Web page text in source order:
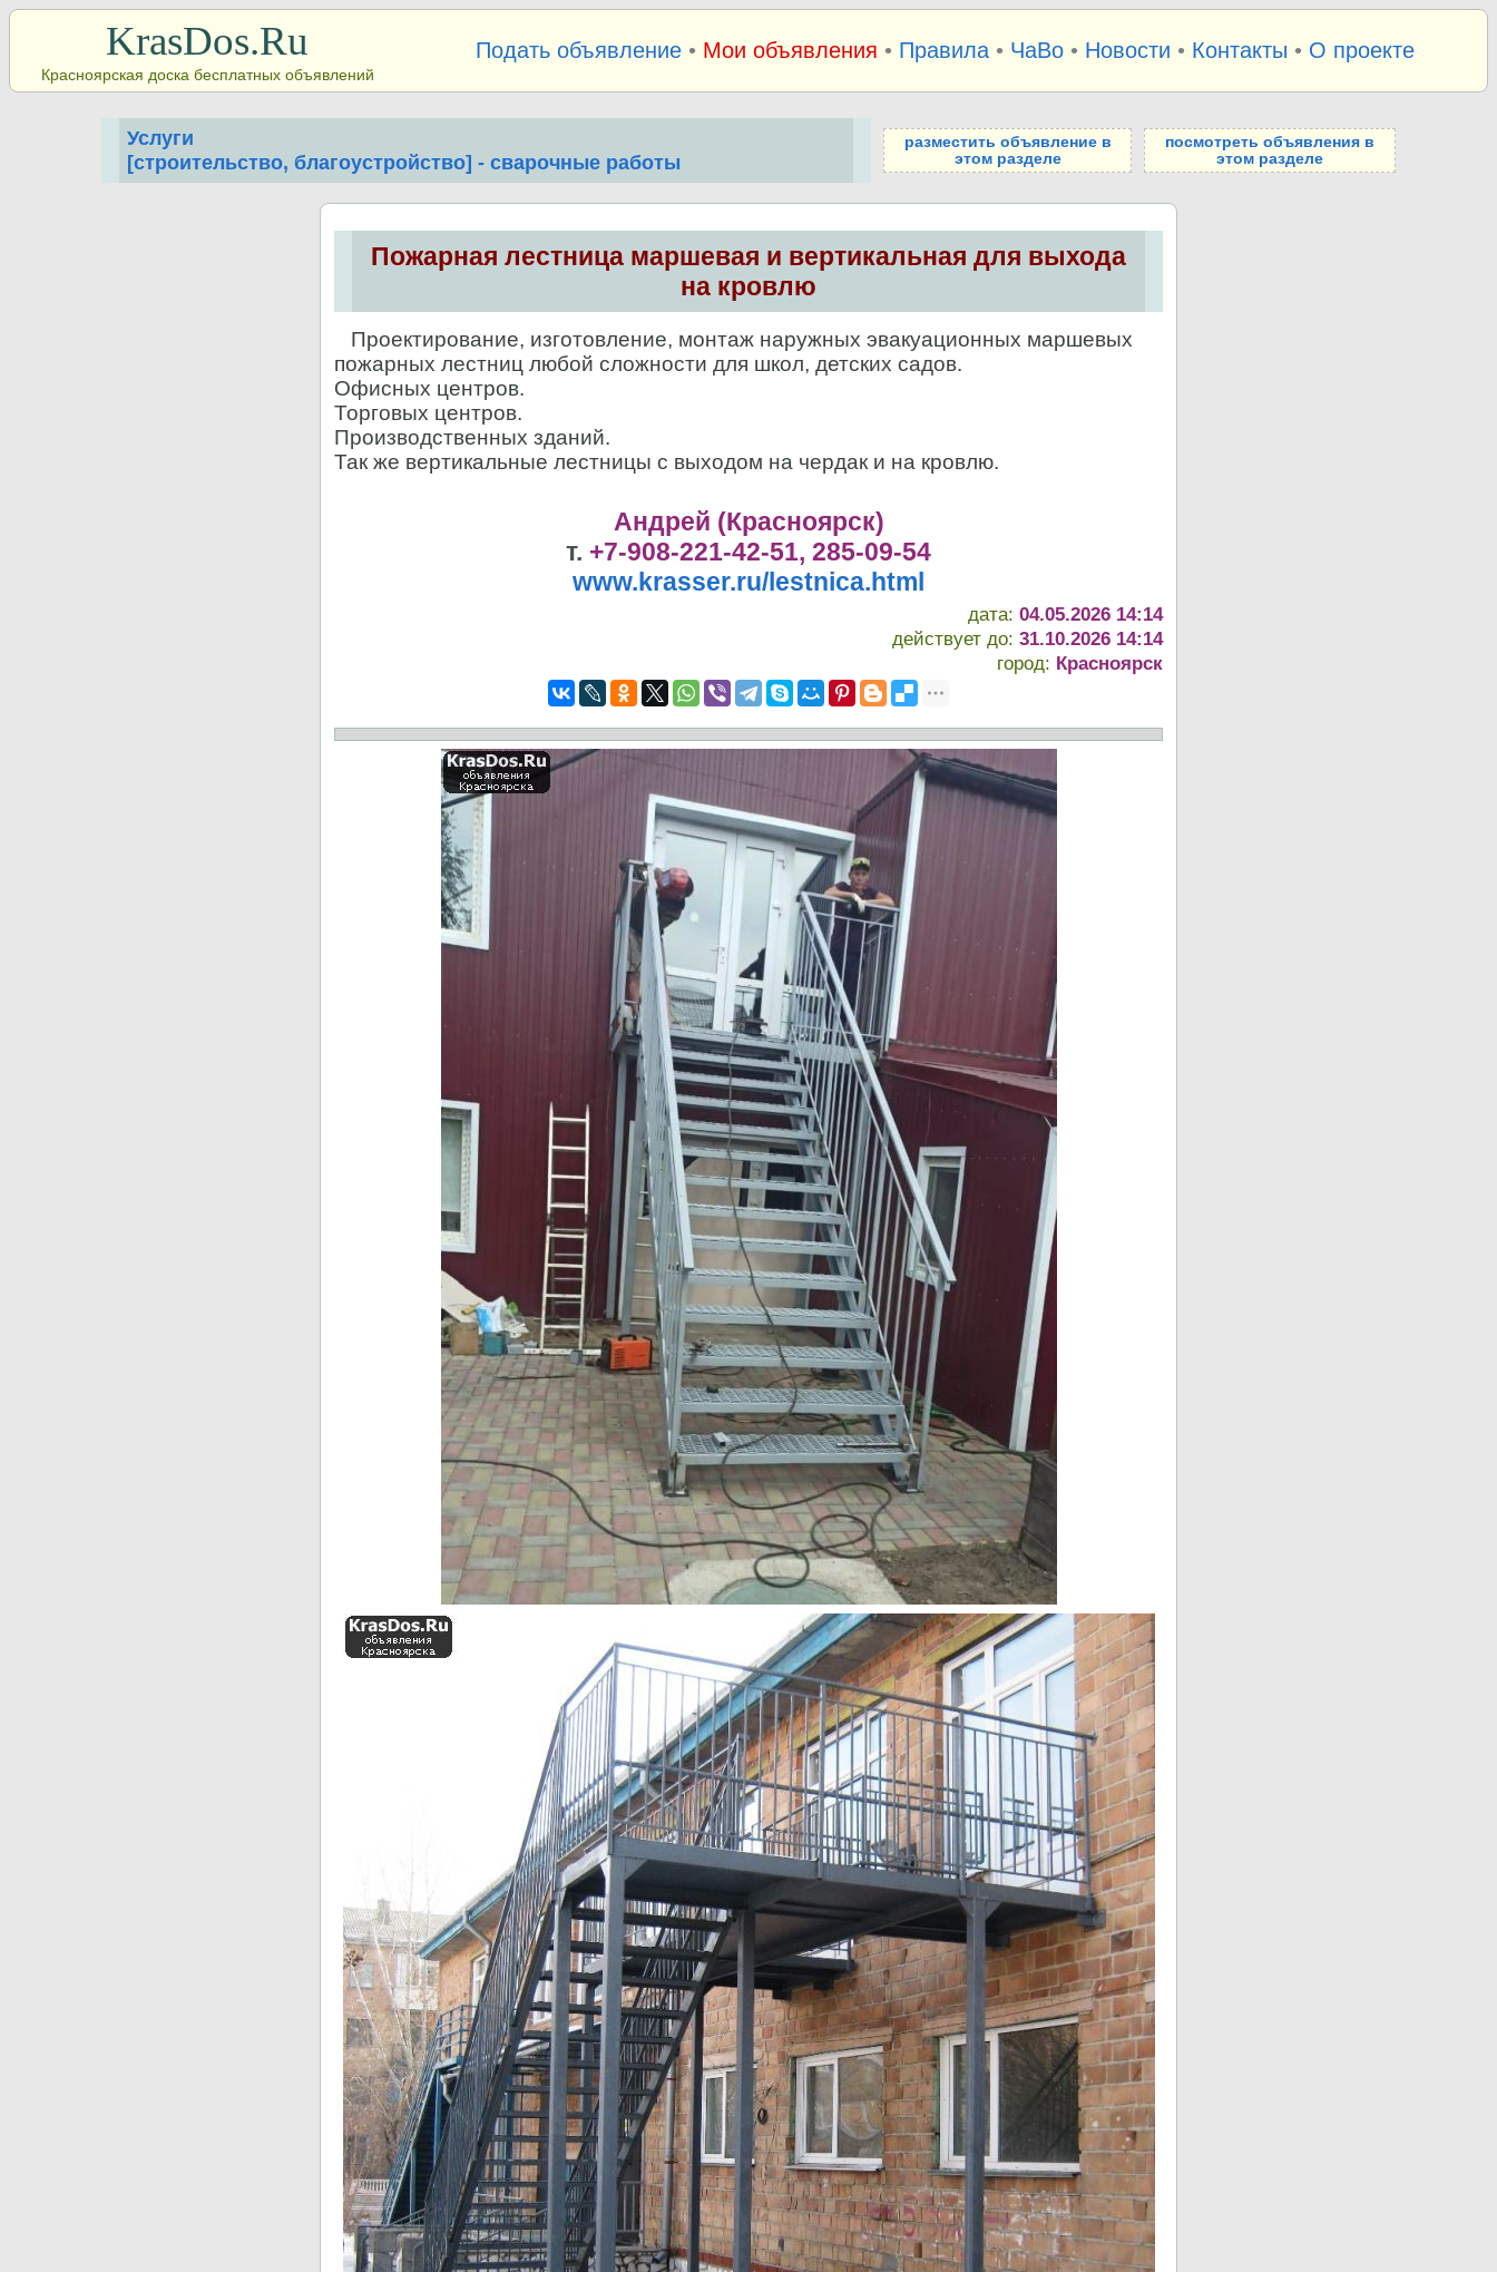
KrasDos.Ru
Красноярская доска бесплатных объявлений
Подать объявление• Мои объявления • Правила• ЧаВо• Новости • Контакты • О проекте
Услуги
[строительство, благоустройство] - сварочные работы
разместить объявление в
этом разделе
посмотреть объявления в
этом разделе
Пожарная лестница маршевая и вертикальная для выхода
на кровлю
Проектирование, изготовление, монтаж наружных эвакуационных маршевых
пожарных лестниц любой сложности для школ, детских садов.
Офисных центров.
Торговых центров.
Производственных зданий.
Так же вертикальные лестницы с выходом на чердак и на кровлю.
Андрей (Красноярск)
т. +7-908-221-42-51, 285-09-54
www.krasser.ru/lestnica.html
дата:04.05.2026 14:14
действует до:31.10.2026 14:14
город: Красноярск